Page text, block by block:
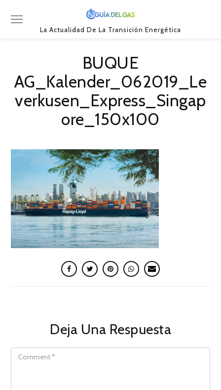
La Actualidad De La Transición Energética
BUQUE
AG_Kalender_062019_Le
verkusen_Express_Singap
ore_150x100
Deja Una Respuesta
COMMENT